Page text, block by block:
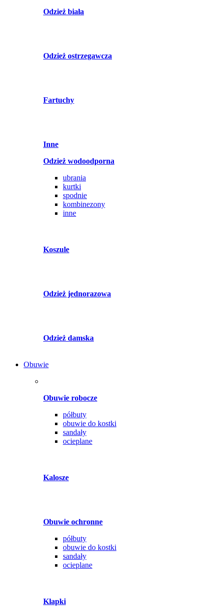
Odzież biała
Odzież ostrzegawcza
Fartuchy
Inne
Odzież wodoodporna
ubrania
kurtki
spodnie
kombinezony
inne
Koszule
Odzież jednorazowa
Odzież damska
Obuwie
Obuwie robocze
półbuty
obuwie do kostki
sandały
ocieplane
Kalosze
Obuwie ochronne
półbuty
obuwie do kostki
sandały
ocieplane
Klapki